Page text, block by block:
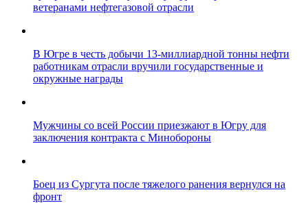
ветеранами нефтегазовой отрасли
В Югре в честь добычи 13-миллиардной тонны нефти
работникам отрасли вручили государственные и
окружные награды
Мужчины со всей России приезжают в Югру для
заключения контракта с Минобороны
Боец из Сургута после тяжелого ранения вернулся на
фронт